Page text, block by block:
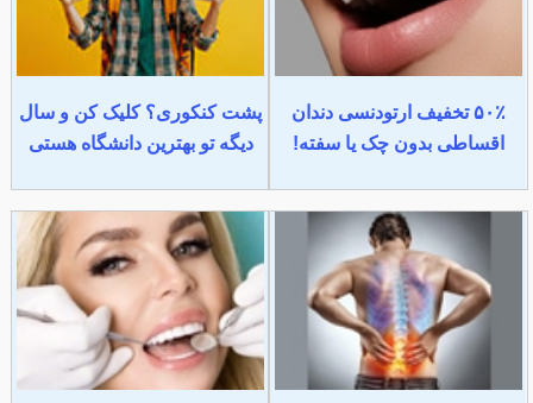
۵۰٪ تخفیف ارتودنسی دندان
اقساطی بدون چک یا سفته!
پشت کنکوری؟ کلیک کن و سال
دیگه تو بهترین دانشگاه هستی